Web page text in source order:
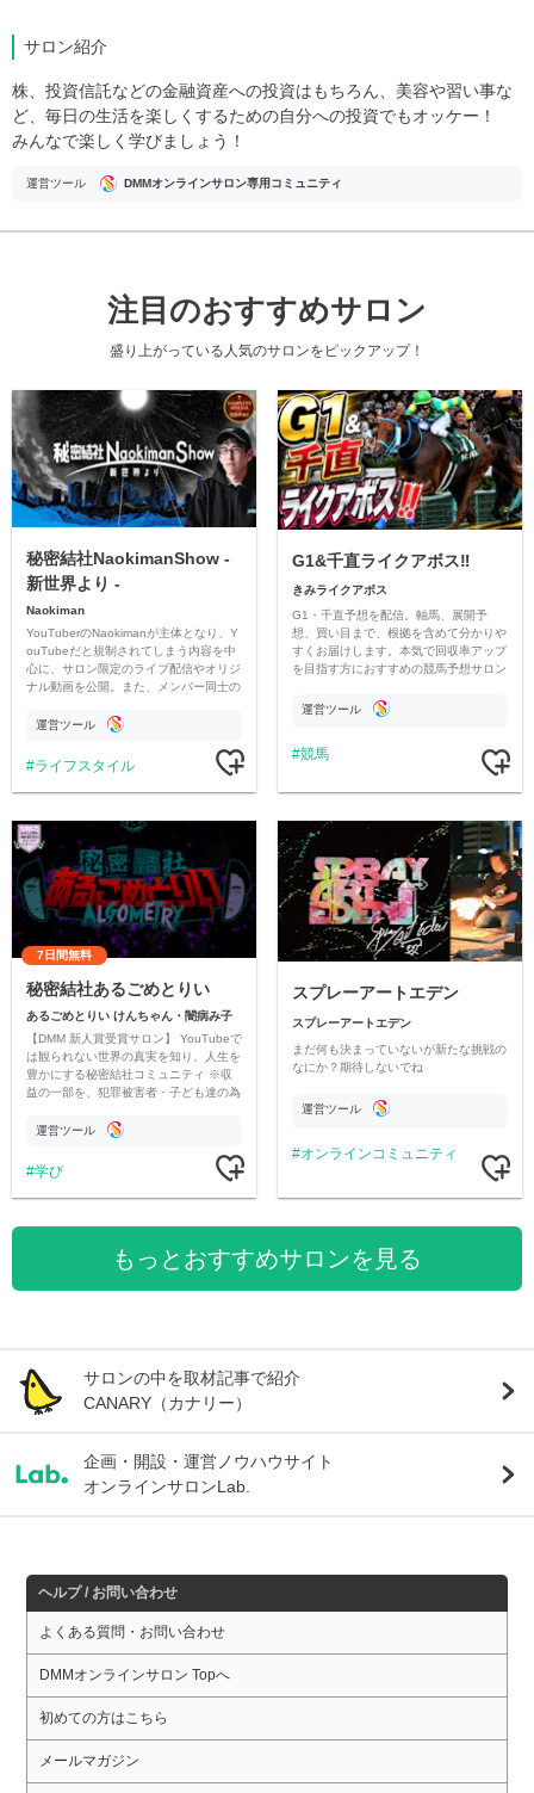
サロン紹介
株、投資信託などの金融資産への投資はもちろん、美容や習い事な
ど、毎日の生活を楽しくするための自分への投資でもオッケー！
みんなで楽しく学びましょう！
運営ツール DMMオンラインサロン専用コミュニティ
注目のおすすめサロン
盛り上がっている人気のサロンをピックアップ！
秘密結社NaokimanShow -
新世界より -
Naokiman
YouTuberのNaokimanが主体となり、Y
ouTubeだと規制されてしまう内容を中
心に、サロン限定のライブ配信やオリジ
ナル動画を公開。また、メンバー同士の
ただいています。
運営ツール
ライフスタイル
G1&千直ライクアボス‼️
きみライクアボス
G1・千直予想を配信。軸馬、展開予
想、買い目まで、根拠を含めて分かりや
すくお届けします。本気で回収率アップ
を目指す方におすすめの競馬予想サロン
運営ツール
競馬
7日間無料
秘密結社あるごめとりい
あるごめとりい けんちゃん・闇病み子
【DMM 新人賞受賞サロン】 YouTubeで
は観られない世界の真実を知り、人生を
豊かにする秘密結社コミュニティ ※収
益の一部を、犯罪被害者・子ども達の為
す運営ツール
学び
スプレーアートエデン
スプレーアートエデン
まだ何も決まっていないが新たな挑戦の
なにか？期待しないでね
運営ツール
オンラインコミュニティ
もっとおすすめサロンを見る
サロンの中を取材記事で紹介
CANARY（カナリー）
企画・開設・運営ノウハウサイト
オンラインサロンLab.
ヘルプ / お問い合わせ
よくある質問・お問い合わせ
DMMオンラインサロン Topへ
初めての方はこちら
メールマガジン